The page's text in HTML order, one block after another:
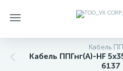
Кабель
Кабель ППГнг(А)-HF
6137